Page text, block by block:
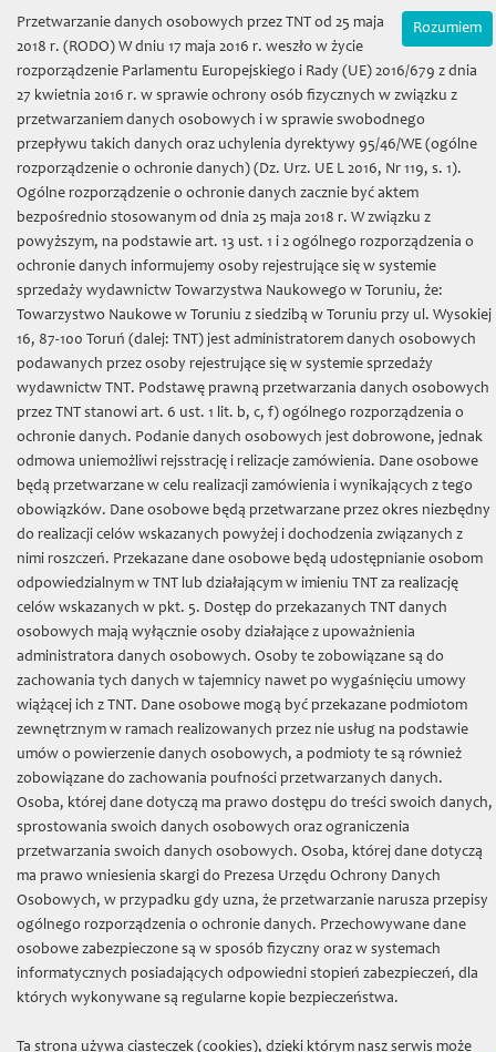
Zamówienia on-line
Wybierz język:
Mój koszyk | (0) 0 zł
Towarzystwo Naukowe w
Toruniu
Toggle
TNT
Nowości
Filologiczno filozoficzna
Fontes
Popularnonaukowe
Poza seriami
Prace Archeologiczne
Roczniki Towarzystwa Naukowego
Sectio D (Botanica)
Sectio E (Zoologia)
Sectio F (Astronomia)
Sectio G (Physiologia)
Sectio H (Medicina)
Rozumiem
Przetwarzanie danych osobowych przez TNT od 25 maja
2018 r. (RODO) W dniu 17 maja 2016 r. weszło w życie
rozporządzenie Parlamentu Europejskiego i Rady (UE) 2016/679 z dnia
27 kwietnia 2016 r. w sprawie ochrony osób fizycznych w związku z
przetwarzaniem danych osobowych i w sprawie swobodnego
przepływu takich danych oraz uchylenia dyrektywy 95/46/WE (ogólne
rozporządzenie o ochronie danych) (Dz. Urz. UE L 2016, Nr 119, s. 1).
Ogólne rozporządzenie o ochronie danych zacznie być aktem
bezpośrednio stosowanym od dnia 25 maja 2018 r. W związku z
powyższym, na podstawie art. 13 ust. 1 i 2 ogólnego rozporządzenia o
ochronie danych informujemy osoby rejestrujące się w systemie
sprzedaży wydawnictw Towarzystwa Naukowego w Toruniu, że:
Towarzystwo Naukowe w Toruniu z siedzibą w Toruniu przy ul. Wysokiej
16, 87-100 Toruń (dalej: TNT) jest administratorem danych osobowych
podawanych przez osoby rejestrujące się w systemie sprzedaży
wydawnictw TNT. Podstawę prawną przetwarzania danych osobowych
przez TNT stanowi art. 6 ust. 1 lit. b, c, f) ogólnego rozporządzenia o
ochronie danych. Podanie danych osobowych jest dobrowone, jednak
odmowa uniemożliwi rejsstrację i relizacje zamówienia. Dane osobowe
będą przetwarzane w celu realizacji zamówienia i wynikających z tego
obowiązków. Dane osobowe będą przetwarzane przez okres niezbędny
do realizacji celów wskazanych powyżej i dochodzenia związanych z
nimi roszczeń. Przekazane dane osobowe będą udostępnianie osobom
odpowiedzialnym w TNT lub działającym w imieniu TNT za realizację
celów wskazanych w pkt. 5. Dostęp do przekazanych TNT danych
osobowych mają wyłącznie osoby działające z upoważnienia
administratora danych osobowych. Osoby te zobowiązane są do
zachowania tych danych w tajemnicy nawet po wygaśnięciu umowy
wiążącej ich z TNT. Dane osobowe mogą być przekazane podmiotom
zewnętrznym w ramach realizowanych przez nie usług na podstawie
umów o powierzenie danych osobowych, a podmioty te są również
zobowiązane do zachowania poufności przetwarzanych danych.
Osoba, której dane dotyczą ma prawo dostępu do treści swoich danych,
sprostowania swoich danych osobowych oraz ograniczenia
przetwarzania swoich danych osobowych. Osoba, której dane dotyczą
ma prawo wniesienia skargi do Prezesa Urzędu Ochrony Danych
Osobowych, w przypadku gdy uzna, że przetwarzanie narusza przepisy
ogólnego rozporządzenia o ochronie danych. Przechowywane dane
osobowe zabezpieczone są w sposób fizyczny oraz w systemach
informatycznych posiadających odpowiedni stopień zabezpieczeń, dla
których wykonywane są regularne kopie bezpieczeństwa.
Ta strona używa ciasteczek (cookies), dzięki którym nasz serwis może